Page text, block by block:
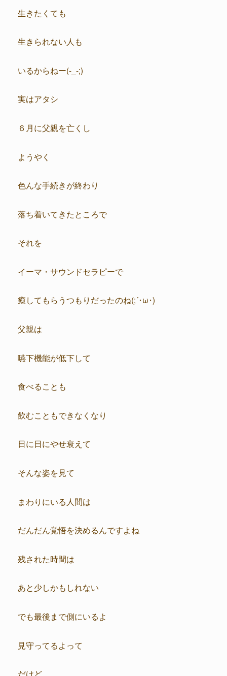
生きたくても
生きられない人も
いるからねー(-_-;)
実はアタシ
６月に父親を亡くし
ようやく
色んな手続きが終わり
落ち着いてきたところで
それを
イーマ・サウンドセラピーで
癒してもらうつもりだったのね(;´･ω･)
父親は
嚥下機能が低下して
食べることも
飲むこともできなくなり
日に日にやせ衰えて
そんな姿を見て
まわりにいる人間は
だんだん覚悟を決めるんですよね
残された時間は
あと少しかもしれない
でも最後まで側にいるよ
見守ってるよって
だけど